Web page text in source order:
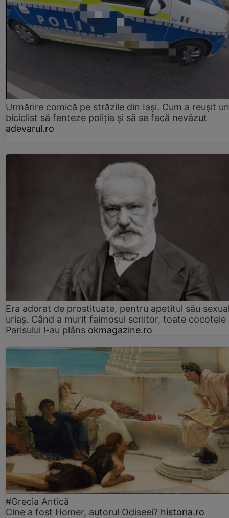
Urmărire comică pe străzile din Iași. Cum a reușit un
biciclist să fenteze poliția și să se facă nevăzut
adevarul.ro
Era adorat de prostituate, pentru apetitul său
uriaș. Când a murit faimosul scriitor, toate cocotele
Parisului l-au plâns okmagazine.ro
#Grecia Antică
Cine a fost Homer, autorul Odiseei? historia.ro